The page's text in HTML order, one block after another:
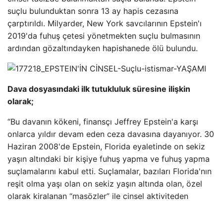
suçlu bulunduktan sonra 13 ay hapis cezasına
çarptırıldı. Milyarder, New York savcılarının Epstein'ı
2019'da fuhuş çetesi yönetmekten suçlu bulmasının
ardından gözaltındayken hapishanede ölü bulundu.
Dava dosyasındaki ilk tutukluluk süresine ilişkin
olarak;
“Bu davanın kökeni, finansçı Jeffrey Epstein'a karşı
onlarca yıldır devam eden ceza davasına dayanıyor. 30
Haziran 2008'de Epstein, Florida eyaletinde on sekiz
yaşın altındaki bir kişiye fuhuş yapma ve fuhuş yapma
suçlamalarını kabul etti. Suçlamalar, bazıları Florida'nın
reşit olma yaşı olan on sekiz yaşın altında olan, özel
olarak kiralanan “masözler” ile cinsel aktiviteden